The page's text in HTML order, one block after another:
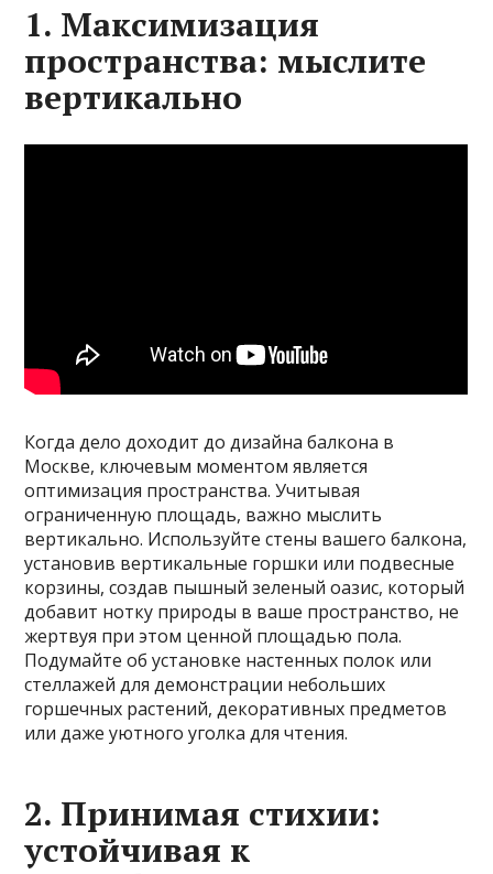
1. Максимизация
пространства: мыслите
вертикально
Когда дело доходит до дизайна балкона в
Москве, ключевым моментом является
оптимизация пространства. Учитывая
ограниченную площадь, важно мыслить
вертикально. Используйте стены вашего балкона,
установив вертикальные горшки или подвесные
корзины, создав пышный зеленый оазис, который
добавит нотку природы в ваше пространство, не
жертвуя при этом ценной площадью пола.
Подумайте об установке настенных полок или
стеллажей для демонстрации небольших
горшечных растений, декоративных предметов
или даже уютного уголка для чтения.
2. Принимая стихии:
устойчивая к